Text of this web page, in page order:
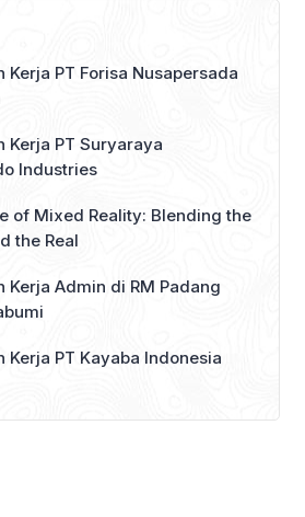
Kerja PT Forisa Nusapersada
Kerja PT Suryaraya
Industries
of Mixed Reality: Blending the
the Real
Kerja Admin di RM Padang
Kerja PT Kayaba Indonesia